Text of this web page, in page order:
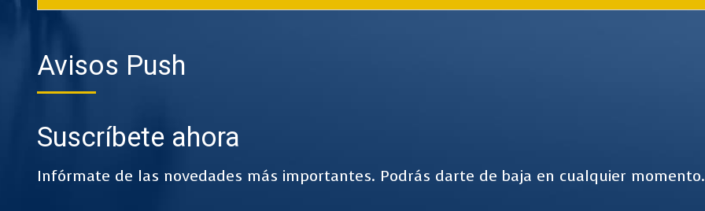
Avisos Push
Suscríbete ahora
Infórmate de las novedades más importantes. Podrás darte de baja en cualquier momento.